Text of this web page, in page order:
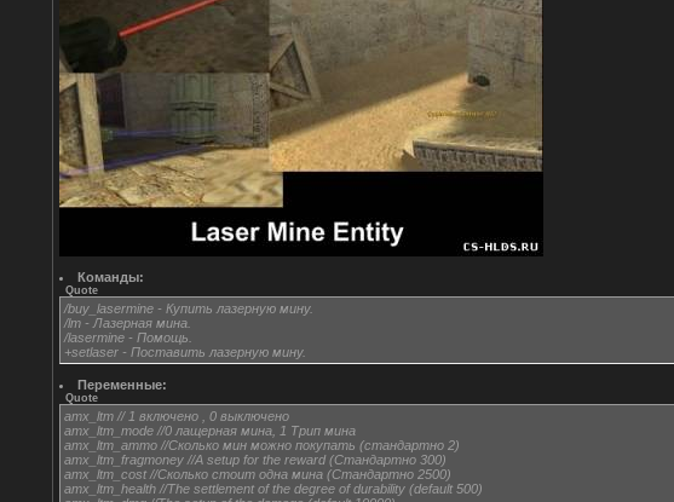
Команды:
Quote
/buy_lasermine - Купить лазерную мину.
/lm - Лазерная мина.
/lasermine - Помощь.
+setlaser - Поставить лазерную мину.
Переменные:
Quote
amx_ltm // 1 включено , 0 выключено
amx_ltm_mode //0 лащерная мина, 1 Трип мина
amx_ltm_ammo //Сколько мин можно покупать (стандартно 2)
amx_ltm_fragmoney //A setup for the reward (Стандартно 300)
amx_ltm_cost //Сколько стоит одна мина (Стандартно 2500)
amx_ltm_health //The settlement of the degree of durability (default 500)